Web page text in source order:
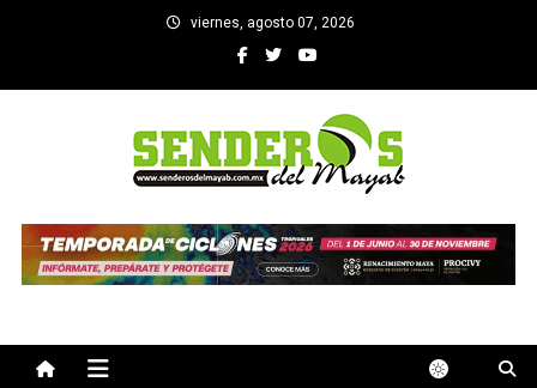
viernes, agosto 07, 2026
SENDEROS DEL MAYAB